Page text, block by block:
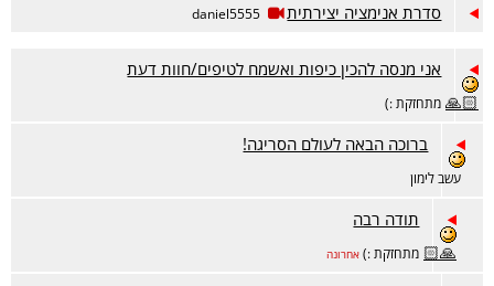
סדרת אנימציה יצירתית daniel5555
אני מנסה להכין כיפות ואשמח לטיפים/חוות דעת
🙏🏻 מתחזקת :)
ברוכה הבאה לעולם הסריגה!
עשב לימון
תודה רבה
🙏🏻 מתחזקת :) אחרונה